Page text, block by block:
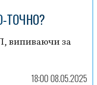
ТОЧНО?
випиваючи за
18:00 08.05.2025